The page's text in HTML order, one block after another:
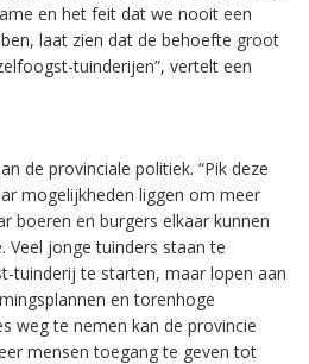
en het feit dat we nooit een
laat zien dat de behoefte groot
tuinderijen”, vertelt een
de provinciale politiek. “Pik deze
mogelijkheden liggen om meer
boeren en burgers elkaar kunnen
jonge tuinders staan te
tuinderij te starten, maar lopen aan
en torenhoge
weg te nemen kan de provincie
mensen toegang te geven tot